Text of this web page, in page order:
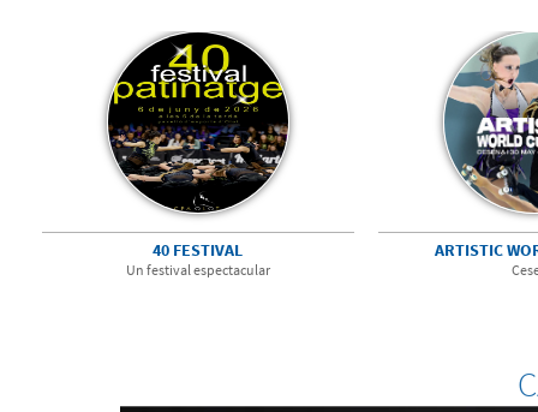
40 FESTIVAL
Un festival espectacular
ARTISTIC